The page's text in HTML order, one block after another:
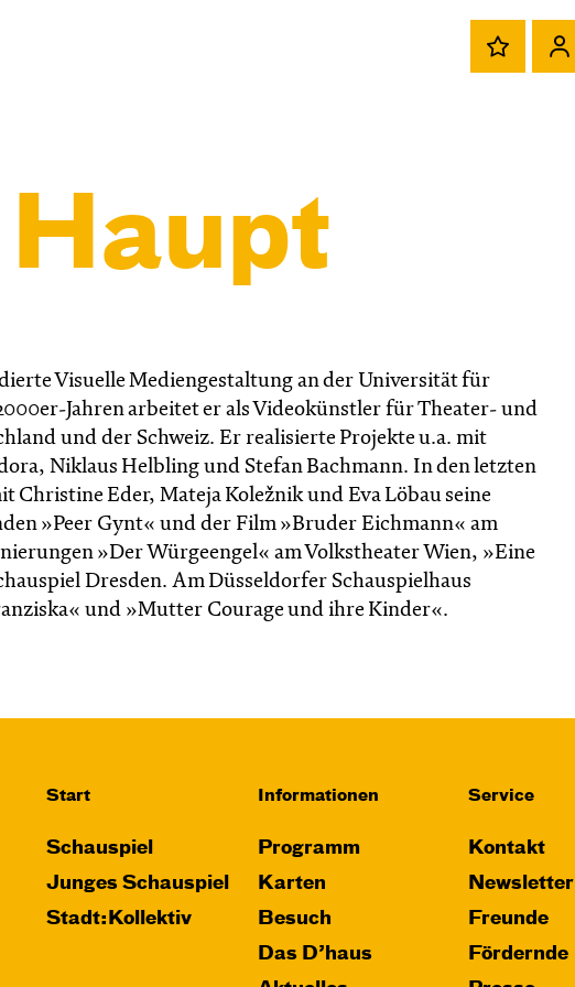
Visuelle Mediengestaltung an der Universität für
Jahren arbeitet er als Videokünstler für Theater- und
und der Schweiz. Er realisierte Projekte u.a. mit
Niklaus Helbling und Stefan Bachmann. In den letzten
Christine Eder, Mateja Koležnik und Eva Löbau seine
»Peer Gynt« und der Film »Bruder Eichmann« am
»Der Würgeengel« am Volkstheater Wien, »Eine
Dresden. Am Düsseldorfer Schauspielhaus
und »Mutter Courage und ihre Kinder«.
Start
Schauspiel
Junges Schauspiel
Stadt:Kollektiv
Informationen
Programm
Karten
Besuch
Das D’haus
Service
Kontakt
Newsletter
Freunde
Fördernde